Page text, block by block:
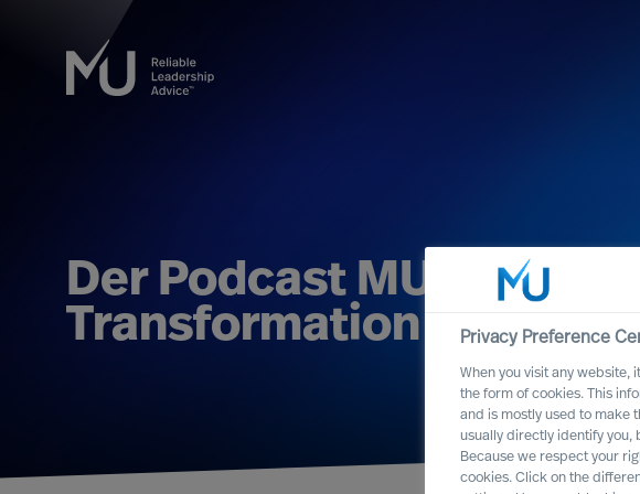
Der Podcast MU:
Transformation
Privacy Preference
When you visit any website,
the form of cookies. This
and is mostly used to make
usually directly identify you,
Because we respect your
cookies. Click on the